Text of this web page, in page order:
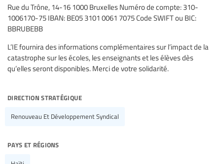
Rue du Trône, 14-16 1000 Bruxelles Numéro de compte: 310-
1006170-75 IBAN: BE05 3101 0061 7075 Code SWIFT ou BIC:
BBRUBEBB
L’IE fournira des informations complémentaires sur l’impact de la
catastrophe sur les écoles, les enseignants et les élèves dès
qu’elles seront disponibles. Merci de votre solidarité.
direction stratégique
Renouveau Et Développement Syndical
pays et régions